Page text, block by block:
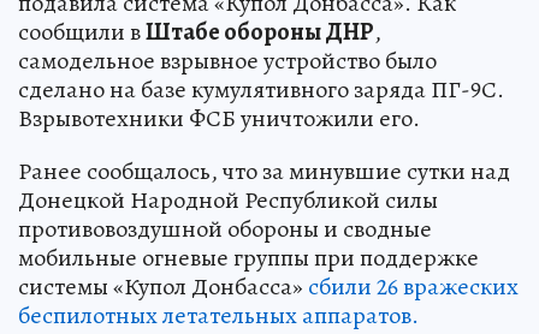
сообщили вШтабе обороны ДНР,
самодельное взрывное устройство было
сделано на базе кумулятивного заряда ПГ-9С.
Взрывотехники ФСБ уничтожили его.
Ранее сообщалось, что за минувшие сутки над
Донецкой Народной Республикой силы
противовоздушной обороны и сводные
мобильные огневые группы при поддержке
системы «Купол Донбасса» сбили 26 вражеских
беспилотных летательных аппаратов.